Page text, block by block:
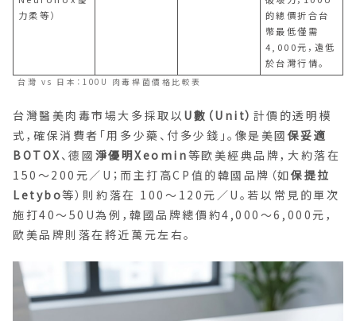
力柔等）
的總價折合台
幣最低僅需
4,000元，遠低
於台灣行情。
台灣 vs 日本：100U 肉毒桿菌價格比較表
台灣醫美肉毒市場大多採取以 U數（Unit） 計價的透明模
式，確保消費者「用多少藥、付多少錢」。像是美國 保妥適
BOTOX、德國 淨優明Xeomin等歐美經典品牌，大約落在
150～200元／U；而主打高CP值的韓國品牌（如保提拉
Letybo等）則約落在 100～120元／U。若以常見的單次
施打40～50U為例，韓國品牌總價約4,000～6,000元，
歐美品牌則落在將近萬元左右。